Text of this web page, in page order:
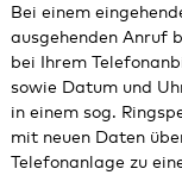
Bei einem
ausgehenden Anruf
bei Ihrem
sowie Datum und
in einem sog.
mit neuen Daten
Telefonanlage zu